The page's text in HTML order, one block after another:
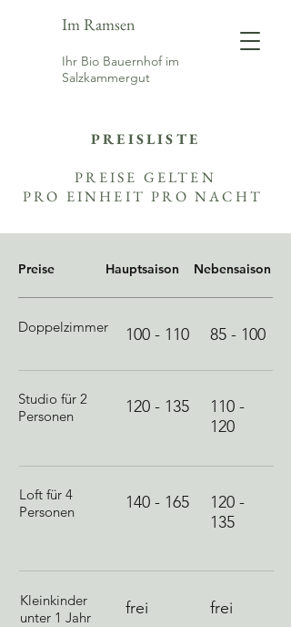
Im Ramsen
Ihr Bio Bauernhof im
Salzkammergut
PREISLISTE
PREISE GELTEN
PRO EINHEIT PRO NACHT
Preise Hauptsaison Nebensaison
Doppelzimmer 100 - 110 85 - 100
Studio für 2
Personen
120 - 135
110 -
120
Loft für 4
Personen
140 - 165
120 -
135
Kleinkinder
unter 1 Jahr
frei frei